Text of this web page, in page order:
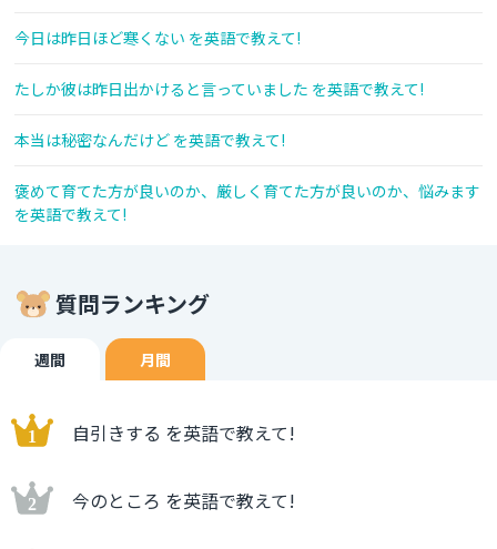
今日は昨日ほど寒くない を英語で教えて!
たしか彼は昨日出かけると言っていました を英語で教えて!
本当は秘密なんだけど を英語で教えて!
褒めて育てた方が良いのか、厳しく育てた方が良いのか、悩みます
を英語で教えて!
質問ランキング
週間 月間
自引きする を英語で教えて!
今のところ を英語で教えて!